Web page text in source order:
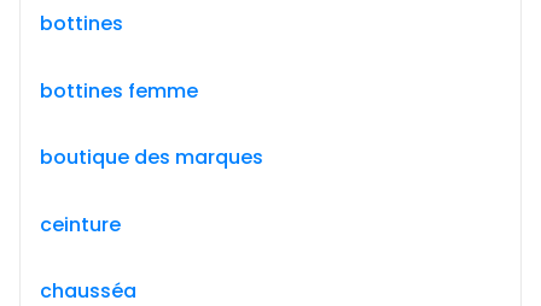
bottines
bottines femme
boutique des marques
ceinture
chausséa